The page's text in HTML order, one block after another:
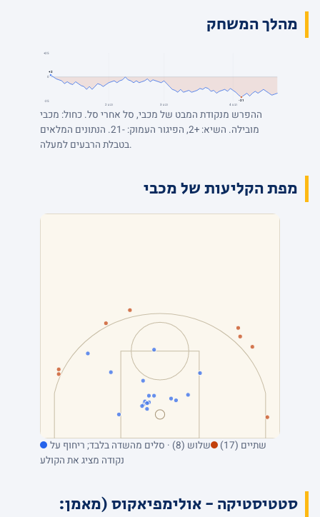
מהלך המשחק
+25
0
-25
+2
-21
רבע 2
רבע 3 רבע 4
ההפרש מנקודת המבט של מכבי, סל אחרי סל. כחול: מכבי
מובילה. השיא: +2, הפיגור העמוק: -21. הנתונים המלאים
בטבלת הרבעים למעלה.
מפת הקליעות של מכבי
שתיים (17)
שלוש (8) · סלים מהשדה בלבד; ריחוף על
נקודה מציג את הקולע
סטטיסטיקה - אולימפיאקוס (מאמן: